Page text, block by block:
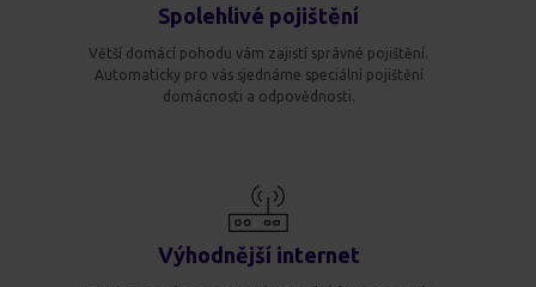
Spolehlivé pojištění
Větší domácí pohodu vám zajistí správné pojištění.
Automaticky pro vás sjednáme speciální pojištění
domácnosti a odpovědnosti.
Výhodnější internet